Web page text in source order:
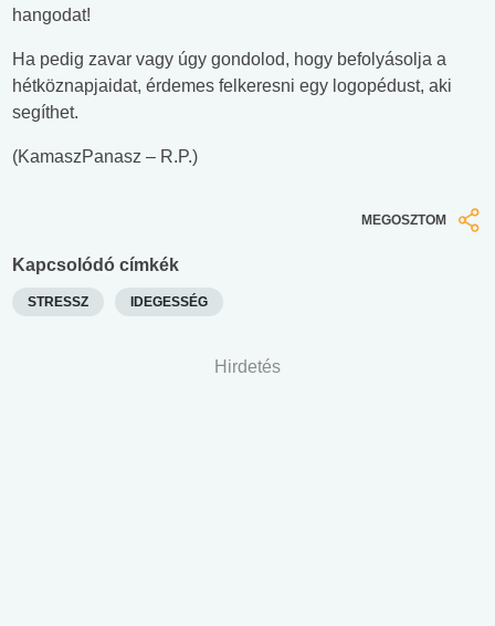
hangodat!
Ha pedig zavar vagy úgy gondolod, hogy befolyásolja a
hétköznapjaidat, érdemes felkeresni egy logopédust, aki
segíthet.
(KamaszPanasz – R.P.)
MEGOSZTOM
Kapcsolódó címkék
STRESSZ IDEGESSÉG
Hirdetés